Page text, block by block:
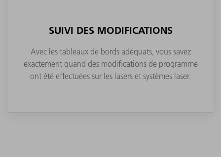
SUIVI DES MODIFICATIONS
Avec les tableaux de bords adéquats, vous savez
exactement quand des modifications de programme
ont été effectuées sur les lasers et systèmes laser.